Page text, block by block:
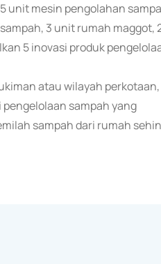
unit mesin pengolahan
3 unit rumah maggot,
5 inovasi produk
atau wilayah perkotaan,
sampah yang
sampah dari rumah